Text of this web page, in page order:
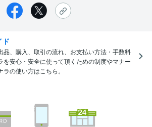
ド
品、購入、取引の流れ、お支払い方法・手数料
を安心・安全に使って頂くための制度やマナー
の使い方はこちら。